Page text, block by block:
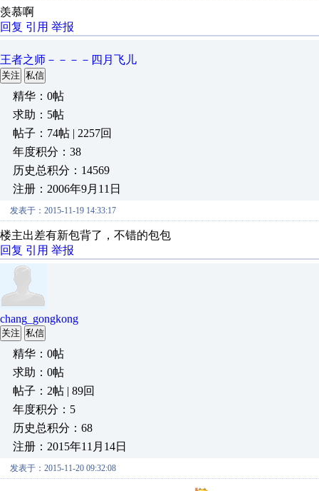
羡慕啊
回复 引用 举报
王者之师－－－－四月飞儿
关注 私信
精华：0帖
求助：5帖
帖子：74帖 | 2257回
年度积分：38
历史总积分：14569
注册：2006年9月11日
发表于：2015-11-19 14:33:17
楼主出差有新包背了，不错的包包
回复 引用 举报
chang_gongkong
关注 私信
精华：0帖
求助：0帖
帖子：2帖 | 89回
年度积分：5
历史总积分：68
注册：2015年11月14日
发表于：2015-11-20 09:32:08